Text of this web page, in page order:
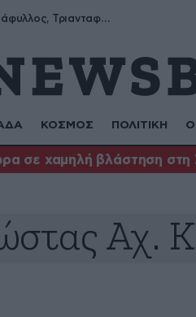
Μύρων, Τριαντάφυλλος, Τριανταφυλλιά, Φυλλιώ, Ρόζα
ΚΟΣΜΟΣ ΠΟΛΙΤΙΚΗ
σε χαμηλή βλάστηση στη
Αχ.